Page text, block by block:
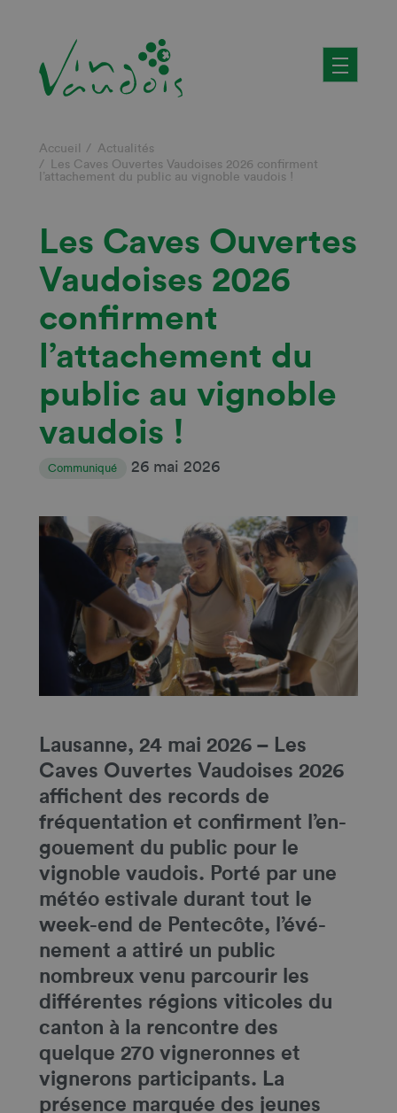
principal
Fil
d'Ariane
Accueil
Actualités
Les Caves Ouvertes Vaudoises 2026 confirment
l’attachement du public au vignoble vaudois !
Les Caves Ouvertes
Vaudoises 2026
confirment
l’attachement du
public au vignoble
vaudois !
Communiqué 26 mai 2026
Lausanne, 24 mai 2026 – Les
Caves Ouvertes Vaudoises 2026
affichent des records de
fréquentation et confirment l’en-
gouement du public pour le
vignoble vaudois. Porté par une
météo estivale durant tout le
week-end de Pentecôte, l’évé-
nement a attiré un public
nombreux venu parcourir les
différentes régions viticoles du
canton à la rencontre des
quelque 270 vigneronnes et
vignerons participants. La
présence marquée des jeunes